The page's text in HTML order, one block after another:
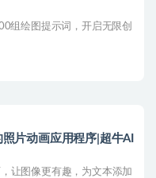
组绘图提示词，开启无限创
片动画应用程序|超牛AI
让图像更有趣，为文本添加